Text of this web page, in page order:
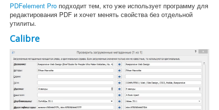
PDFelement Pro подходит тем, кто уже использует программу для
редактирования PDF и хочет менять свойства без отдельной
утилиты.
Calibre